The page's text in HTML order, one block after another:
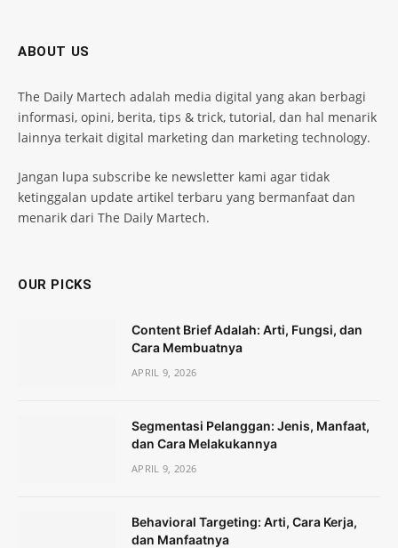
ABOUT US
The Daily Martech adalah media digital yang akan berbagi
informasi, opini, berita, tips & trick, tutorial, dan hal menarik
lainnya terkait digital marketing dan marketing technology.
Jangan lupa subscribe ke newsletter kami agar tidak
ketinggalan update artikel terbaru yang bermanfaat dan
menarik dari The Daily Martech.
OUR PICKS
Content Brief Adalah: Arti, Fungsi, dan
Cara Membuatnya
APRIL 9, 2026
Segmentasi Pelanggan: Jenis, Manfaat,
dan Cara Melakukannya
APRIL 9, 2026
Behavioral Targeting: Arti, Cara Kerja,
dan Manfaatnya